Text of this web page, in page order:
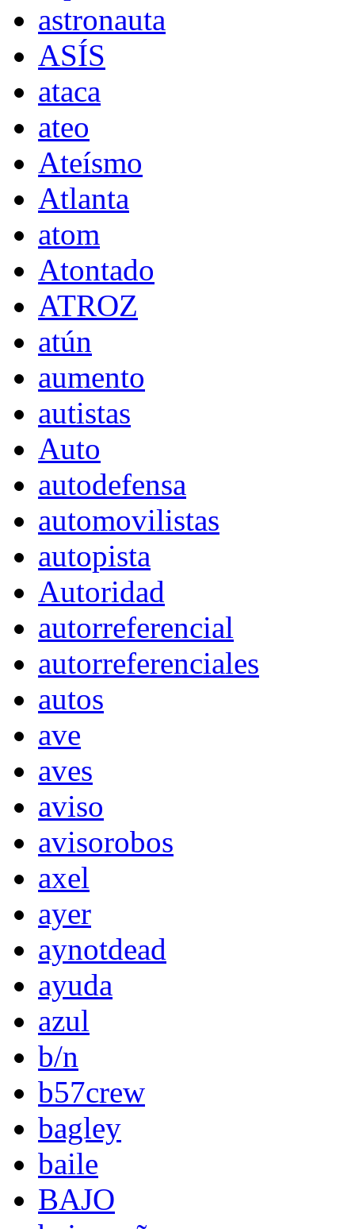
astronauta
ASÍS
ataca
ateo
Ateísmo
Atlanta
atom
Atontado
ATROZ
atún
aumento
autistas
Auto
autodefensa
automovilistas
autopista
Autoridad
autorreferencial
autorreferenciales
autos
ave
aves
aviso
avisorobos
axel
ayer
aynotdead
ayuda
azul
b/n
b57crew
bagley
baile
BAJO